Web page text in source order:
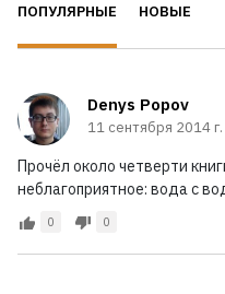
ПОПУЛЯРНЫЕ НОВЫЕ
Denys Popov
11 сентября 2014 г.
Прочёл около четверти
неблагоприятное: вода с
0 0